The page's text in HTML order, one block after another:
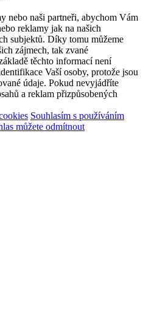
nebo naši partneři, abychom Vám
reklamy jak na našich
subjektů. Díky tomu můžeme
zájmech, tak zvané
těchto informací není
Vaší osoby, protože jsou
údaje. Pokud nevyjádříte
a reklam přizpůsobených
Souhlasím s používáním
můžete odmítnout